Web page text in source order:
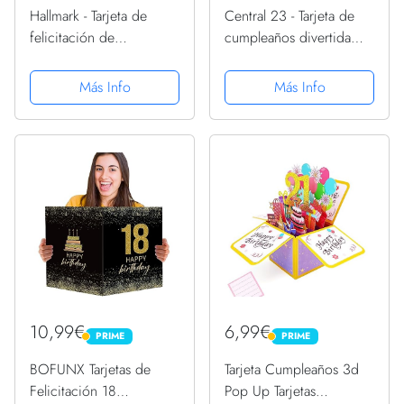
Hallmark - Tarjeta de
felicitación de
de celebración
Más Info
Central 23 - Tarjeta de
cumpleaños divertida
cumpleaños grosera para
mamá papá - 30 40 50 -
Tarjeta graciosa con
Más Info
10,99€ PRIME
PRIME
BOFUNX Tarjetas de
Felicitación 18
6,99€ PRIME
PRIME
Tarjeta Cumpleaños 3d
Pop Up Tarjetas